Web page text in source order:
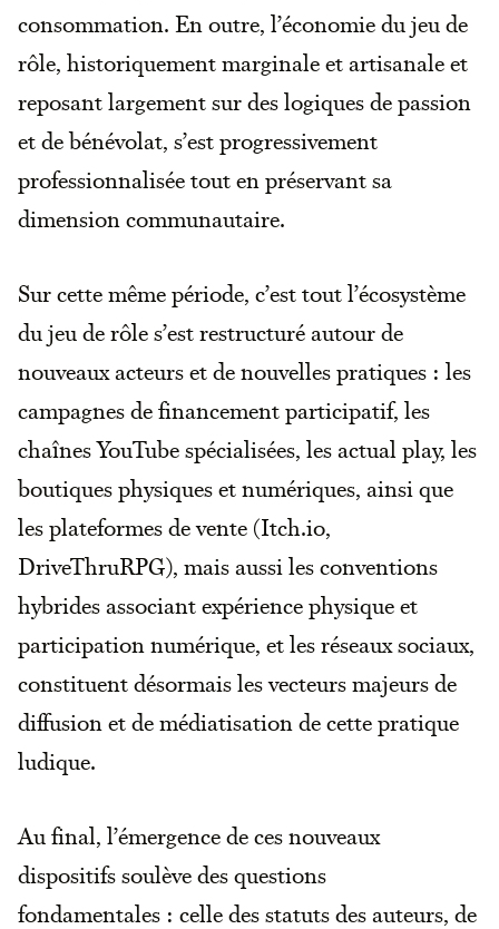
consommation. En outre, l’économie du jeu de
rôle, historiquement marginale et artisanale et
reposant largement sur des logiques de passion
et de bénévolat, s’est progressivement
professionnalisée tout en préservant sa
dimension communautaire.
Sur cette même période, c’est tout l’écosystème
du jeu de rôle s’est restructuré autour de
nouveaux acteurs et de nouvelles pratiques : les
campagnes de financement participatif, les
chaînes YouTube spécialisées, les actual play, les
boutiques physiques et numériques, ainsi que
les plateformes de vente (Itch.io,
DriveThruRPG), mais aussi les conventions
hybrides associant expérience physique et
participation numérique, et les réseaux sociaux,
constituent désormais les vecteurs majeurs de
diffusion et de médiatisation de cette pratique
ludique.
Au final, l’émergence de ces nouveaux
dispositifs soulève des questions
fondamentales : celle des statuts des auteurs, de